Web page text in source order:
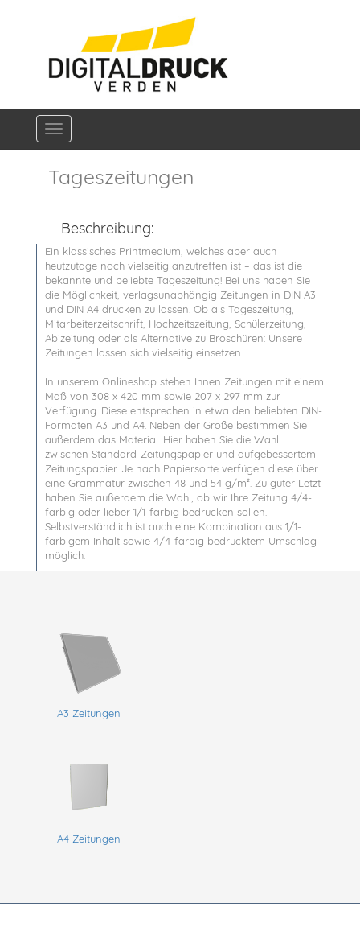
Navigation ein-/ausblenden
Tageszeitungen
Beschreibung:
Ein klassisches Printmedium, welches aber auch
heutzutage noch vielseitig anzutreffen ist – das ist die
bekannte und beliebte Tageszeitung! Bei uns haben Sie
die Möglichkeit, verlagsunabhängig Zeitungen in DIN A3
und DIN A4 drucken zu lassen. Ob als Tageszeitung,
Mitarbeiterzeitschrift, Hochzeitszeitung, Schülerzeitung,
Abizeitung oder als Alternative zu Broschüren: Unsere
Zeitungen lassen sich vielseitig einsetzen.
In unserem Onlineshop stehen Ihnen Zeitungen mit einem
Maß von 308 x 420 mm sowie 207 x 297 mm zur
Verfügung. Diese entsprechen in etwa den beliebten DIN-
Formaten A3 und A4. Neben der Größe bestimmen Sie
außerdem das Material. Hier haben Sie die Wahl
zwischen Standard-Zeitungspapier und aufgebessertem
Zeitungspapier. Je nach Papiersorte verfügen diese über
eine Grammatur zwischen 48 und 54 g/m². Zu guter Letzt
haben Sie außerdem die Wahl, ob wir Ihre Zeitung 4/4-
farbig oder lieber 1/1-farbig bedrucken sollen.
Selbstverständlich ist auch eine Kombination aus 1/1-
farbigem Inhalt sowie 4/4-farbig bedrucktem Umschlag
möglich.
A3 Zeitungen
A4 Zeitungen